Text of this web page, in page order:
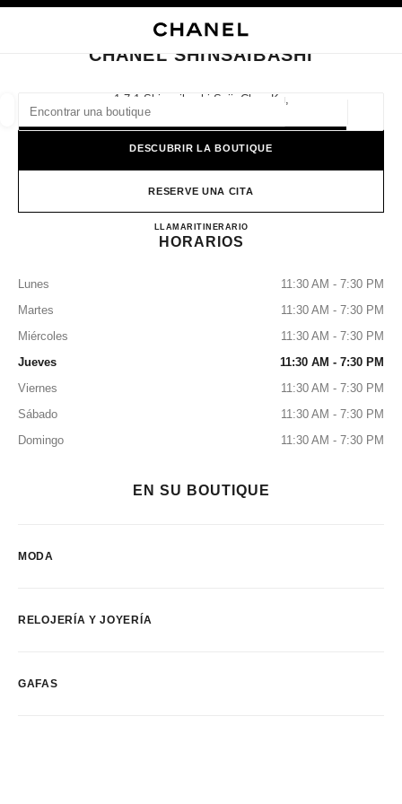
las sugerencias se muestran debajo de esta barra de búsqueda
0 Sugerencias disponibles
CERRAR TARJETA DE BOUTIQUE CHANEL SHINSAIBASHI
CHANEL SHINSAIBASHI
1-7-1 Shinsaibashi-Suji, Chuo-Ku,
542-8501 Osaka-Shi, Osaka
DESCUBRIR LA BOUTIQUE
RESERVE UNA CITA
LLAMAR0120-519-505
ITINERARIOCHANEL SHINSAIBASHI
HORARIOS
Lunes
11:30 AM - 7:30 PM
Martes
11:30 AM - 7:30 PM
Miércoles
11:30 AM - 7:30 PM
Jueves
11:30 AM - 7:30 PM
Viernes
11:30 AM - 7:30 PM
Sábado
11:30 AM - 7:30 PM
Domingo
11:30 AM - 7:30 PM
EN SU BOUTIQUE
MODA
RELOJERÍA Y JOYERÍA
GAFAS
resultado de los filtros por:
GAFAS RELOJERÍA Y JOYERÍA